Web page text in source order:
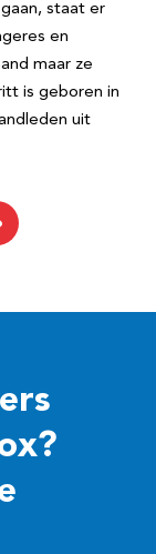
staat er
en
maar ze
is geboren in
uit